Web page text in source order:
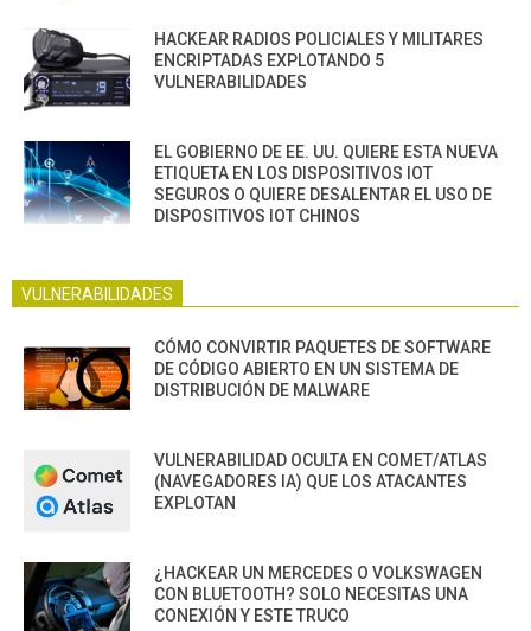
HACKEAR RADIOS POLICIALES Y MILITARES
ENCRIPTADAS EXPLOTANDO 5
VULNERABILIDADES
EL GOBIERNO DE EE. UU. QUIERE ESTA NUEVA
ETIQUETA EN LOS DISPOSITIVOS IOT
SEGUROS O QUIERE DESALENTAR EL USO DE
DISPOSITIVOS IOT CHINOS
VULNERABILIDADES
CÓMO CONVIRTIR PAQUETES DE SOFTWARE
DE CÓDIGO ABIERTO EN UN SISTEMA DE
DISTRIBUCIÓN DE MALWARE
VULNERABILIDAD OCULTA EN COMET/ATLAS
(NAVEGADORES IA) QUE LOS ATACANTES
EXPLOTAN
¿HACKEAR UN MERCEDES O VOLKSWAGEN
CON BLUETOOTH? SOLO NECESITAS UNA
CONEXIÓN Y ESTE TRUCO